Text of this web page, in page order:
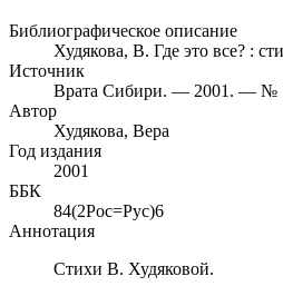
Библиографическое описание
Худякова, В. Где это все? :
Источник
Врата Сибири. — 2001. — №
Автор
Худякова, Вера
Год издания
2001
ББК
84(2Рос=Рус)6
Аннотация
Стихи В. Худяковой.